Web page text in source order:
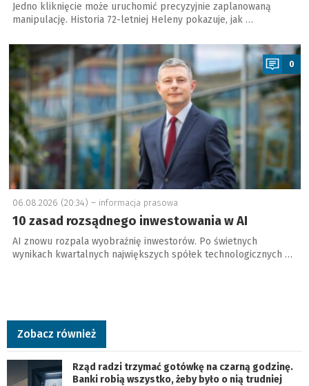
Jedno kliknięcie może uruchomić precyzyjnie zaplanowaną
manipulację. Historia 72-letniej Heleny pokazuje, jak …
a
0
06.08.2026 (20:34) – informacja prasowa
10 zasad rozsądnego inwestowania w AI
AI znowu rozpala wyobraźnię inwestorów. Po świetnych
wynikach kwartalnych największych spółek technologicznych …
Zobacz również
Rząd radzi trzymać gotówkę na czarną godzinę.
Banki robią wszystko, żeby było o nią trudniej